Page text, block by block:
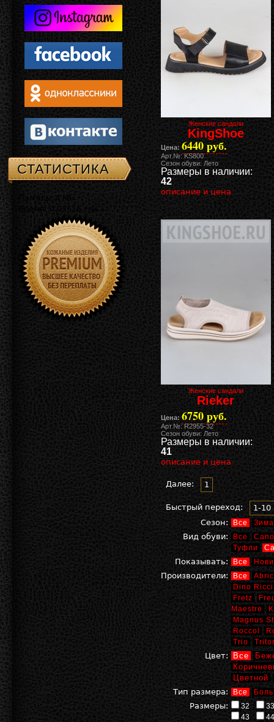
Женские сандали
KingShoe
Цена: 6440 руб.
Арт.№: KS800
Сезон обуви: Лето
Размеры в наличии:
42
описание и цена
Женские сандали
Rieker
Цена: 6750 руб.
Арт.№: R2955-32
Сезон обуви: Лето
Размеры в наличии:
41
описание и цена
Далее: 1
Быстрый переход:
1-10
Сезон:
Все Зима
Вид обуви: Все
Туфли
Показывать: Все
Производители: Все
Dino Ricci
Fretz
Maestre
Magnus
Roccol
Trio
Цвет: Все
Цветной
Тип размера:
Все
Размеры: 32
33
43
44
СТАТИСТИКА
Память: 4 Mb
Время: 0.03516 сек.